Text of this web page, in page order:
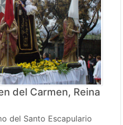
del Carmen, Reina
del Santo Escapulario